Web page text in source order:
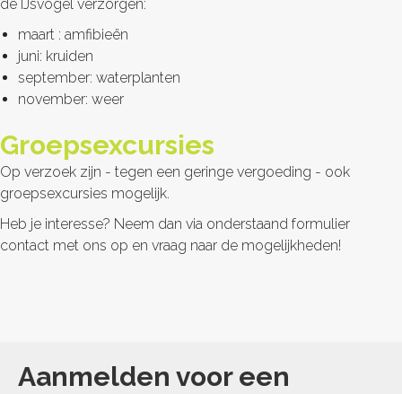
de IJsvogel verzorgen:
maart : amfibieën
juni: kruiden
september: waterplanten
november: weer
Groepsexcursies
Op verzoek zijn - tegen een geringe vergoeding - ook
groepsexcursies mogelijk.
Heb je interesse? Neem dan via onderstaand formulier
contact met ons op en vraag naar de mogelijkheden!
Aanmelden voor een